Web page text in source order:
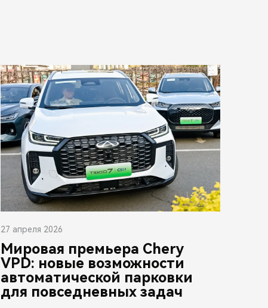
27 апреля 2026
Мировая премьера Chery
VPD: новые возможности
автоматической парковки
для повседневных задач